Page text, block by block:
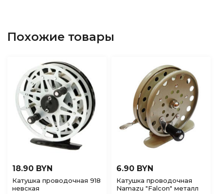
Похожие товары
18.90 BYN
Катушка проводочная 918
невская
6.90 BYN
Катушка проводочная
Namazu "Falcon" металл